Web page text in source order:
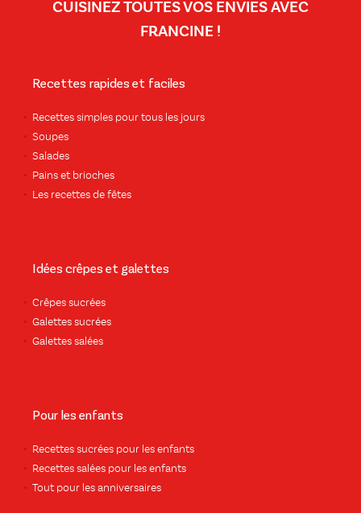
CUISINEZ TOUTES VOS ENVIES AVEC
FRANCINE !
Recettes rapides et faciles
Recettes simples pour tous les jours
Soupes
Salades
Pains et brioches
Les recettes de fêtes
Idées crêpes et galettes
Crêpes sucrées
Galettes sucrées
Galettes salées
Pour les enfants
Recettes sucrées pour les enfants
Recettes salées pour les enfants
Tout pour les anniversaires